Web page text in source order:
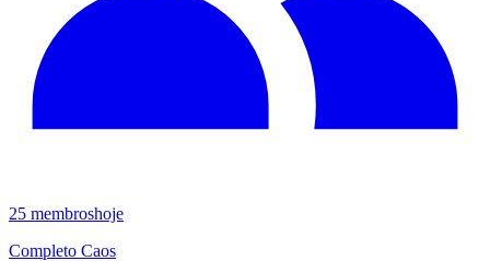
25 membroshoje
Completo Caos